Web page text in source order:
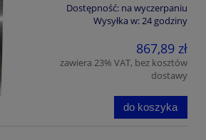
Dostępność: na wyczerpaniu
Wysyłka w:24 godziny
867,89 zł
zawiera 23% VAT, bez kosztów
dostawy
do koszyka